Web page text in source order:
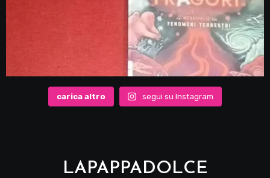
carica altro segui su Instagram
LAPAPPADOLCE